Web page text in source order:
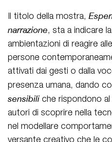
Il titolo della mostra,
narrazione, sta a indicare
ambientazioni di reagire
persone
attivati dai gesti o dalla
presenza umana, dando
sensibili che rispondono
autori di scoprire nella
nel modellare
versante creativo che le